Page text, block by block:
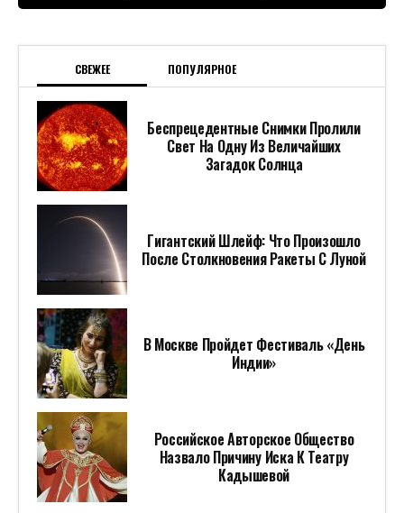
СВЕЖЕЕ ПОПУЛЯРНОЕ
Беспрецедентные Снимки Пролили
Свет На Одну Из Величайших
Загадок Солнца
Гигантский Шлейф: Что Произошло
После Столкновения Ракеты С Луной
В Москве Пройдет Фестиваль «День
Индии»
Российское Авторское Общество
Назвало Причину Иска К Театру
Кадышевой